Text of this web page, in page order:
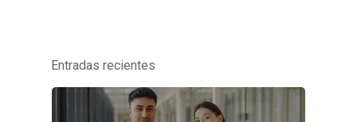
Entradas recientes